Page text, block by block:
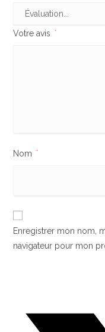
Votre avis *
Nom *
Enregistrer mon nom,
navigateur pour mon